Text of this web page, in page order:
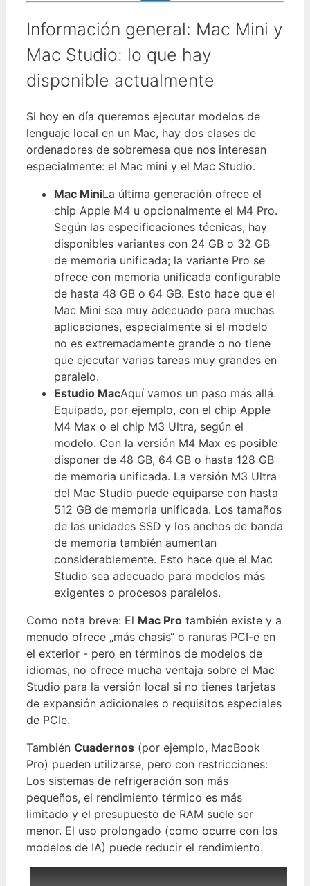
Información general: Mac Mini y
Mac Studio: lo que hay
disponible actualmente
Si hoy en día queremos ejecutar modelos de
lenguaje local en un Mac, hay dos clases de
ordenadores de sobremesa que nos interesan
especialmente: el Mac mini y el Mac Studio.
Mac MiniLa última generación ofrece el
chip Apple M4 u opcionalmente el M4 Pro.
Según las especificaciones técnicas, hay
disponibles variantes con 24 GB o 32 GB
de memoria unificada; la variante Pro se
ofrece con memoria unificada configurable
de hasta 48 GB o 64 GB. Esto hace que el
Mac Mini sea muy adecuado para muchas
aplicaciones, especialmente si el modelo
no es extremadamente grande o no tiene
que ejecutar varias tareas muy grandes en
paralelo.
Estudio MacAquí vamos un paso más allá.
Equipado, por ejemplo, con el chip Apple
M4 Max o el chip M3 Ultra, según el
modelo. Con la versión M4 Max es posible
disponer de 48 GB, 64 GB o hasta 128 GB
de memoria unificada. La versión M3 Ultra
del Mac Studio puede equiparse con hasta
512 GB de memoria unificada. Los tamaños
de las unidades SSD y los anchos de banda
de memoria también aumentan
considerablemente. Esto hace que el Mac
Studio sea adecuado para modelos más
exigentes o procesos paralelos.
Como nota breve: El Mac Pro también existe y a
menudo ofrece „más chasis“ o ranuras PCI-e en
el exterior - pero en términos de modelos de
idiomas, no ofrece mucha ventaja sobre el Mac
Studio para la versión local si no tienes tarjetas
de expansión adicionales o requisitos especiales
de PCIe.
También Cuadernos (por ejemplo, MacBook
Pro) pueden utilizarse, pero con restricciones:
Los sistemas de refrigeración son más
pequeños, el rendimiento térmico es más
limitado y el presupuesto de RAM suele ser
menor. El uso prolongado (como ocurre con los
modelos de IA) puede reducir el rendimiento.